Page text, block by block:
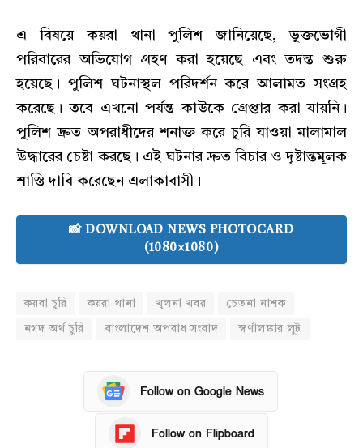
এ বিষয়ে কয়রা থানা পুলিশ জানিয়েছে, ভুক্তভোগী
পরিবারের অভিযোগ গ্রহণ করা হয়েছে এবং তদন্ত শুরু
হয়েছে। পুলিশ ঘটনাস্থল পরিদর্শন করে আলামত সংগ্রহ
করেছে। তবে এখনো পর্যন্ত কাউকে গ্রেপ্তার করা যায়নি।
পুলিশ দ্রুত অপরাধীদের শনাক্ত করে চুরি যাওয়া মালামাল
উদ্ধারের চেষ্টা করছে। এই ঘটনার দ্রুত বিচার ও দৃষ্টান্তমূলক
শাস্তি দাবি করেছেন এলাকাবাসী।
📸 DOWNLOAD NEWS PHOTOCARD
(1080×1080)
কয়রা চুরি কয়রা থানা খুলনা খবর চেতনা নাশক
নগদ অর্থ চুরি বাংলাদেশ অপরাধ সংবাদ স্বর্ণালঙ্কার লুট
Follow on Google News
Follow on Flipboard